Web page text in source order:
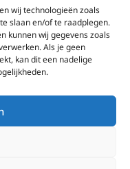
wij technologieën zoals
slaan en/of te raadplegen.
kunnen wij gegevens zoals
Als je geen
kan dit een nadelige